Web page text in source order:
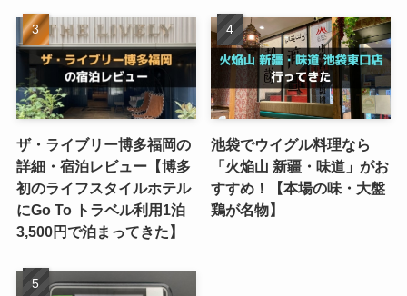
ザ・ライブリー博多福岡の
詳細・宿泊レビュー【博多
初のライフスタイルホテル
にGo To トラベル利用1泊
3,500円で泊まってきた】
池袋でウイグル料理なら
「火焔山 新疆・味道」がお
すすめ！【本場の味・大盤
鶏が名物】